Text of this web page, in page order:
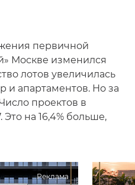
первичной
Москве изменился
лотов увеличилась
и апартаментов. Но за
проектов в
на 16,4% больше,
Реклама